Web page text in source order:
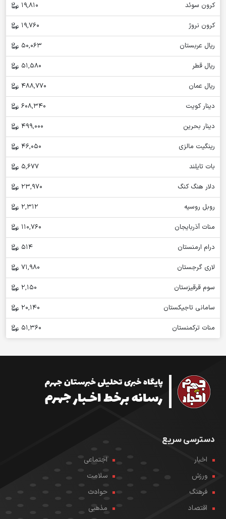
کرون سوئد
19,810
کرون نروژ
19,760
ریال عربستان
50,063
ریال قطر
51,580
ریال عمان
488,770
دینار کویت
608,340
دینار بحرین
499,000
رینگیت مالزی
46,050
بات تایلند
5,677
دلار هنگ کنگ
23,970
روبل روسیه
2,312
منات آذربایجان
110,760
درام ارمنستان
514
لاری گرجستان
71,980
سوم قرقیزستان
2,150
سامانی تاجیکستان
20,140
منات ترکمنستان
51,360
دسترسی سریع
اخبار
اجتماعی
ورزش
سلامت
فرهنگ
حوادث
اقتصاد
مذهبی